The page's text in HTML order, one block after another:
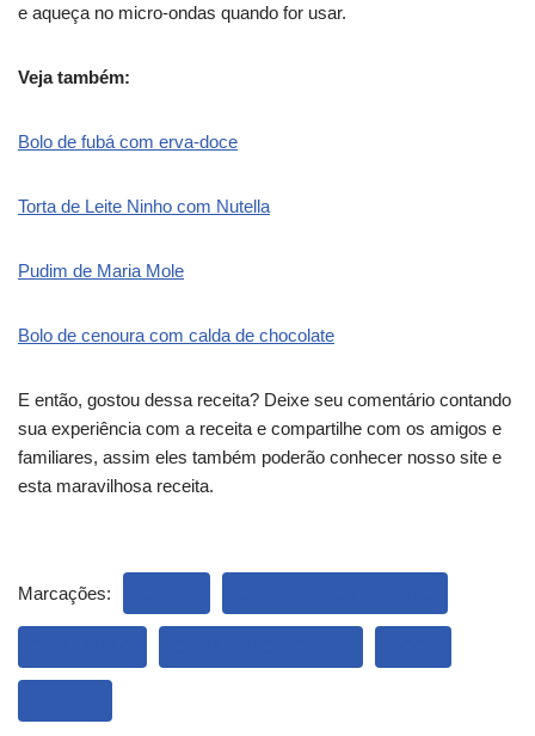
e aqueça no micro-ondas quando for usar.
Veja também:
Bolo de fubá com erva-doce
Torta de Leite Ninho com Nutella
Pudim de Maria Mole
Bolo de cenoura com calda de chocolate
E então, gostou dessa receita? Deixe seu comentário contando
sua experiência com a receita e compartilhe com os amigos e
familiares, assim eles também poderão conhecer nosso site e
esta maravilhosa receita.
Marcações: